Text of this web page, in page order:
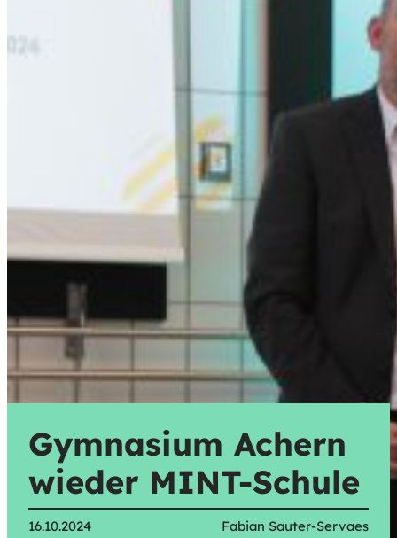
Gymnasium Achern
wieder MINT-Schule
16.10.2024 Fabian Sauter-Servaes